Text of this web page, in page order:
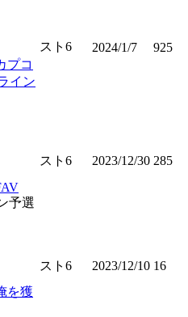
プコ
イン
スト6 2024/1/7 925
予選
スト6 2023/12/30 285
を獲
スト6 2023/12/10 16